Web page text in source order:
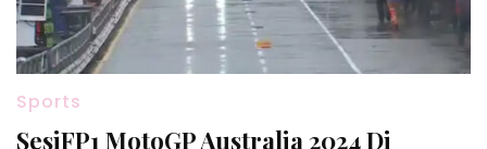
Sports
SesiFP1 MotoGP Australia 2024 Di